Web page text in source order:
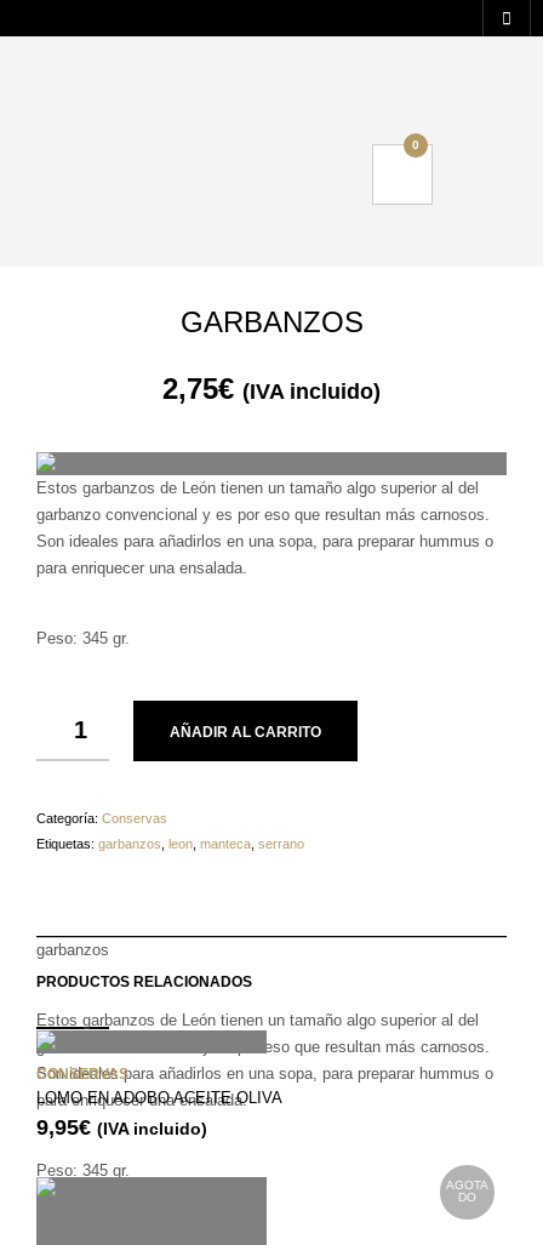
0
GARBANZOS
2,75€ (IVA incluido)
Estos garbanzos de León tienen un tamaño algo superior al del
garbanzo convencional y es por eso que resultan más carnosos.
Son ideales para añadirlos en una sopa, para preparar hummus o
para enriquecer una ensalada.
Peso: 345 gr.
AÑADIR AL CARRITO
Categoría: Conservas
Etiquetas: garbanzos leon manteca serrano
garbanzos
Estos garbanzos de León tienen un tamaño algo superior al del
garbanzo convencional y es por eso que resultan más carnosos.
Son ideales para añadirlos en una sopa, para preparar hummus o
para enriquecer una ensalada.
Peso: 345 gr.
PRODUCTOS RELACIONADOS
CONSERVAS
LOMO EN ADOBO ACEITE OLIVA
9,95€ (IVA incluido)
AGOTA
DO